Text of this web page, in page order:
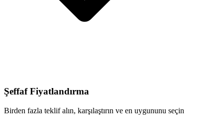
Şeffaf Fiyatlandırma
Birden fazla teklif alın, karşılaştırın ve en uygununu seçin